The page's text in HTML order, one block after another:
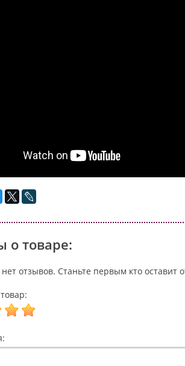
о товаре:
отзывов. Станьте первым кто оставит